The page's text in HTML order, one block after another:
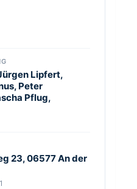
Lipfert,
Peter
Pflug,
23, 06577 An der